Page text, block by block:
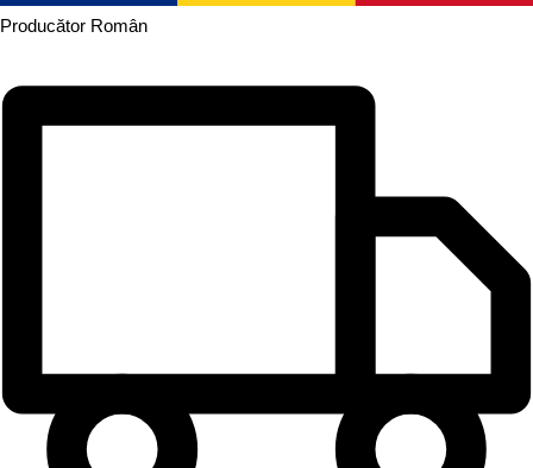
Producător Român